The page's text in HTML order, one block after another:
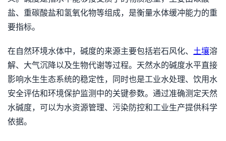
盐、重碳酸盐和氢氧化物等组成，是衡量水体缓冲能力的重
要指标。
在自然环境水体中，碱度的来源主要包括岩石风化、 土壤溶
解、大气沉降以及生物代谢等过程。天然水的碱度水平直接
影响水生生态系统的稳定性，同时也是工业水处理、饮用水
安全评估和环境保护监测中的关键参数。通过准确测定天然
水碱度，可以为水资源管理、污染防控和工业生产提供科学
依据。